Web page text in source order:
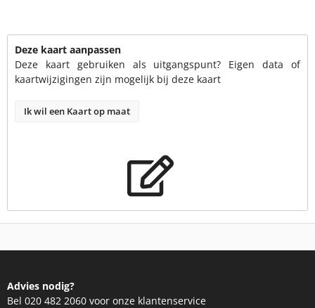
Deze kaart aanpassen
Deze kaart gebruiken als uitgangspunt? Eigen data of
kaartwijzigingen zijn mogelijk bij deze kaart
Ik wil een Kaart op maat
Advies nodig?
Bel 020 482 2060 voor onze klantenservice